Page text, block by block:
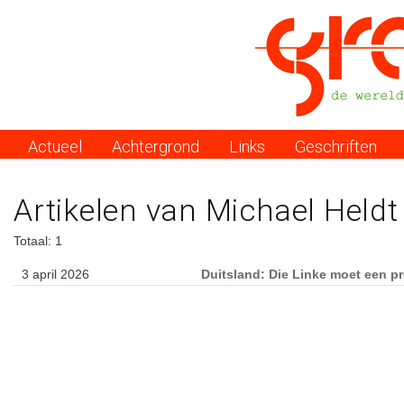
MenuActueel Achtergrond Links Geschriften
Artikelen van Michael Heldt
Totaal: 1
3 april 2026 Duitsland: Die Linke moet een